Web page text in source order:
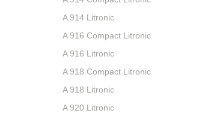
A 914 Litronic
A 916 Compact Litronic
A 916 Litronic
A 918 Compact Litronic
A 918 Litronic
A 920 Litronic